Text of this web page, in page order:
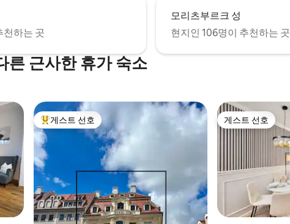
천하는 곳
모리츠부르크 성
현지인 106명이 추천하는 곳
른 근사한 휴가 숙소
상위 게스트 선호
게스트 선호 게스트 선호
게스트 선호